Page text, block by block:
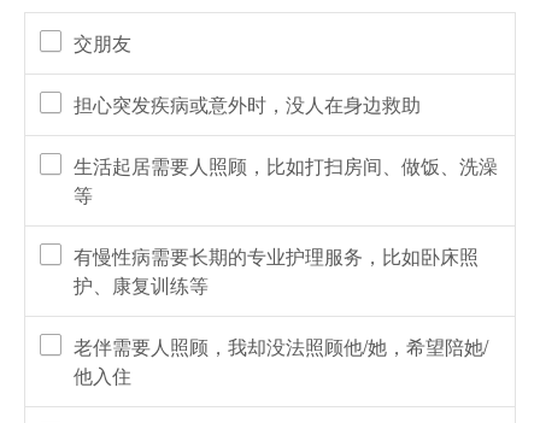
交朋友
担心突发疾病或意外时，没人在身边救助
生活起居需要人照顾，比如打扫房间、做饭、洗澡
等
有慢性病需要长期的专业护理服务，比如卧床照
护、康复训练等
老伴需要人照顾，我却没法照顾他/她，希望陪她/
他入住